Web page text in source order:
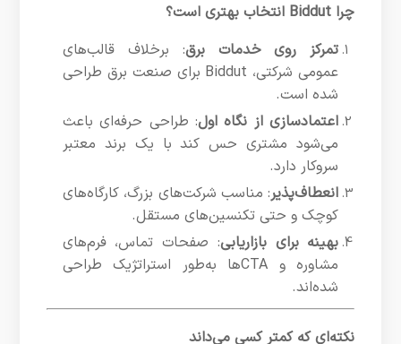
چرا Biddut انتخاب بهتری است؟
تمرکز روی خدمات برق: برخلاف قالب‌های
عمومی شرکتی، Biddut برای صنعت برق طراحی
شده است.
اعتمادسازی از نگاه اول: طراحی حرفه‌ای باعث
می‌شود مشتری حس کند با یک برند معتبر
سروکار دارد.
انعطاف‌پذیر: مناسب شرکت‌های بزرگ، کارگاه‌های
کوچک و حتی تکنسین‌های مستقل.
بهینه برای بازاریابی: صفحات تماس، فرم‌های
مشاوره و CTAها به‌طور استراتژیک طراحی
شده‌اند.
نکته‌ای که کمتر کسی می‌داند